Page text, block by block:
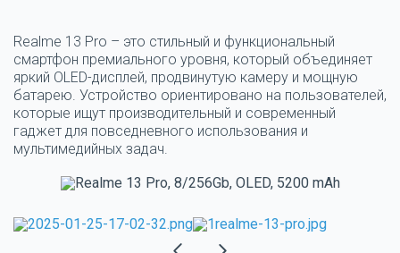
Realme 13 Pro – это стильный и функциональный
смартфон премиального уровня, который объединяет
яркий OLED-дисплей, продвинутую камеру и мощную
батарею. Устройство ориентировано на пользователей,
которые ищут производительный и современный
гаджет для повседневного использования и
мультимедийных задач.